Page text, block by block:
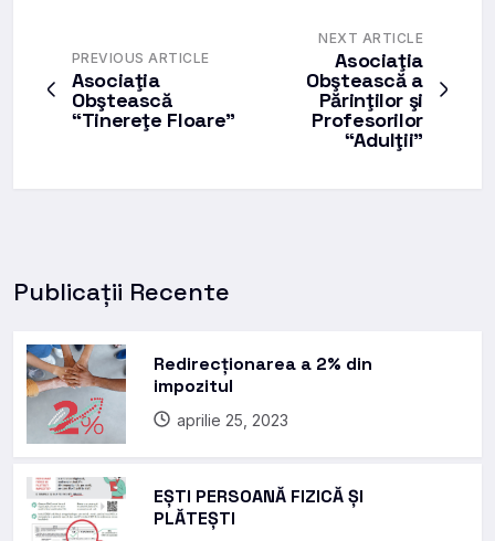
PREVIOUS ARTICLE
Asociaţia
Obştească
“Tinereţe Floare”
NEXT ARTICLE
Asociaţia
Obştească a
Părinţilor şi
Profesorilor
“Adulţii”
Publicații Recente
Redirecționarea a 2% din
impozitul
aprilie 25, 2023
EȘTI PERSOANĂ FIZICĂ ȘI
PLĂTEȘTI